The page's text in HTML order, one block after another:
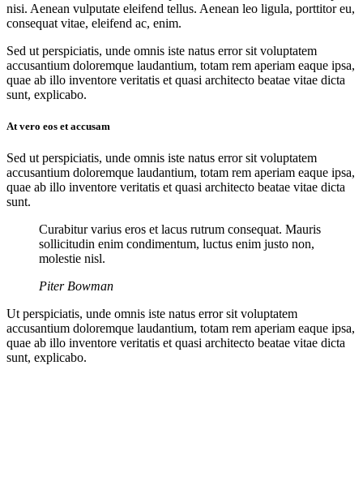
nisi. Aenean vulputate eleifend tellus. Aenean leo ligula, porttitor eu,
consequat vitae, eleifend ac, enim.
Sed ut perspiciatis, unde omnis iste natus error sit voluptatem
accusantium doloremque laudantium, totam rem aperiam eaque ipsa,
quae ab illo inventore veritatis et quasi architecto beatae vitae dicta
sunt, explicabo.
At vero eos et accusam
Sed ut perspiciatis, unde omnis iste natus error sit voluptatem
accusantium doloremque laudantium, totam rem aperiam eaque ipsa,
quae ab illo inventore veritatis et quasi architecto beatae vitae dicta
sunt.
Curabitur varius eros et lacus rutrum consequat. Mauris
sollicitudin enim condimentum, luctus enim justo non,
molestie nisl.
Piter Bowman
Ut perspiciatis, unde omnis iste natus error sit voluptatem
accusantium doloremque laudantium, totam rem aperiam eaque ipsa,
quae ab illo inventore veritatis et quasi architecto beatae vitae dicta
sunt, explicabo.